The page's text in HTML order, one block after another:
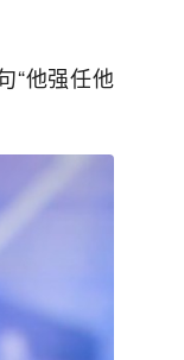
“他强任他